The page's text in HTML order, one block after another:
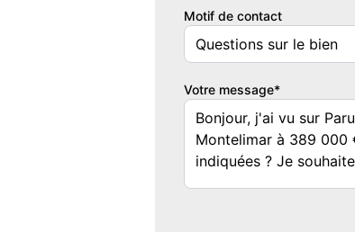
salle de bain, d'un WC séparés
avec douche et lavabo, une
velux serait un plus).
Les + :
- Extension indépendante en bois
- Terrain de pétanque. Puit sur la
- Rénovation totale en 2014 :
Motif de contact
Votre message*